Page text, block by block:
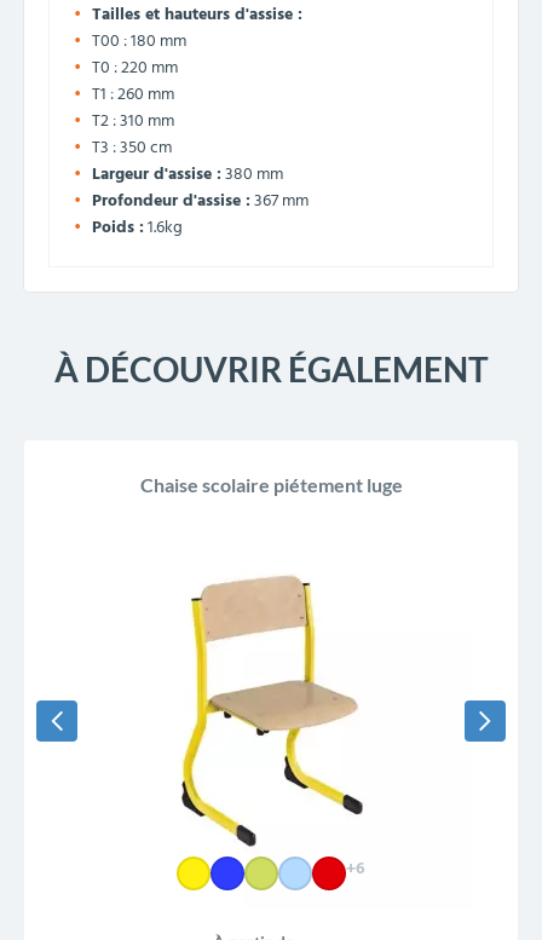
Tailles et hauteurs d'assise :
T00 : 180 mm
T0 : 220 mm
T1 : 260 mm
T2 : 310 mm
T3 : 350 cm
Largeur d'assise :380 mm
Profondeur d'assise :367 mm
Poids :1.6kg
À DÉCOUVRIR ÉGALEMENT
Chaise scolaire piétement luge
+6